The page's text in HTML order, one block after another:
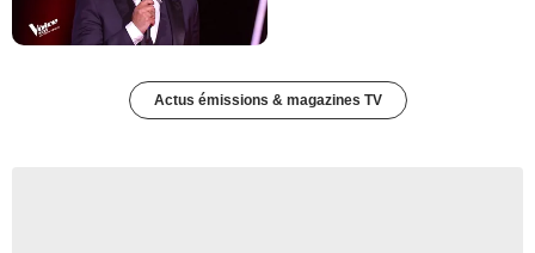
Actus émissions & magazines TV